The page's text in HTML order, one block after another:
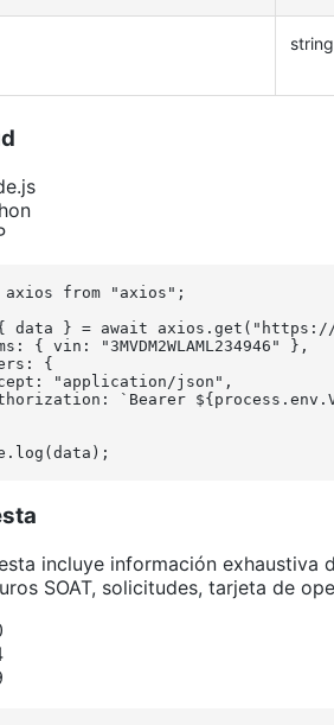
string
axios from "axios";
data } = await
{ vin: "3MVDM2WLAML234946" },
{
"application/json",
`Bearer
incluye información
SOAT, solicitudes, tarjeta de